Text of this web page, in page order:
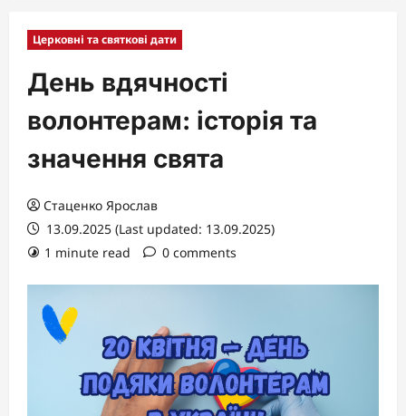
Церковні та святкові дати
День вдячності
волонтерам: історія та
значення свята
Стаценко Ярослав
13.09.2025 (Last updated: 13.09.2025)
1 minute read
0 comments